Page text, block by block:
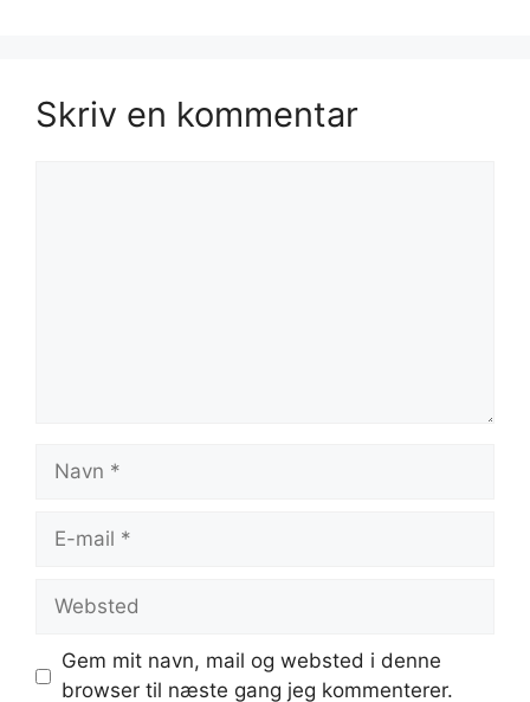
Skriv en kommentar
Navn
Websted
Gem mit navn, mail og websted i denne
browser til næste gang jeg kommenterer.